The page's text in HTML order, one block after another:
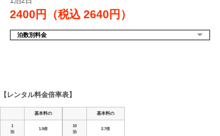
2400円（税込 2640円）
泊数別料金
【レンタル料金倍率表】
基本料の
1
泊
1.0倍
基本料の
10
泊
2.7倍